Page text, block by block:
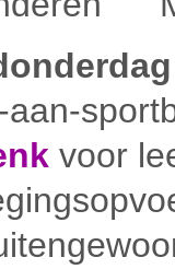
aan-
voor